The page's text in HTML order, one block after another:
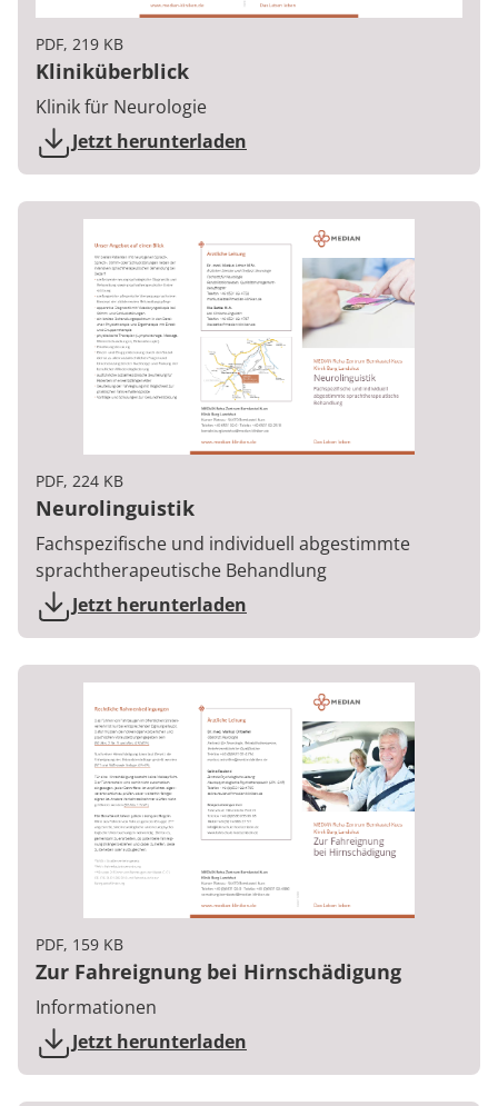
PDF, 219 KB
Kliniküberblick
Klinik für Neurologie
Jetzt herunterladen
PDF, 224 KB
Neurolinguistik
Fachspezifische und individuell abgestimmte
sprachtherapeutische Behandlung
Jetzt herunterladen
PDF, 159 KB
Zur Fahreignung bei Hirnschädigung
Informationen
Jetzt herunterladen